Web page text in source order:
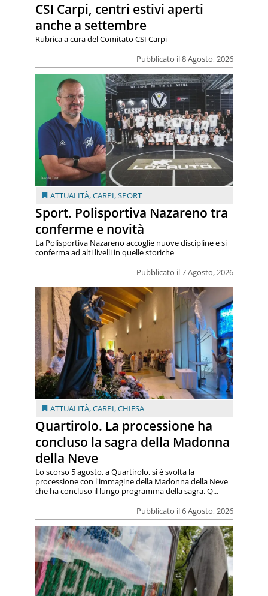
CSI Carpi, centri estivi aperti
anche a settembre
Pubblicato il 8 Agosto, 2026
Rubrica a cura del Comitato CSI Carpi
ATTUALITÀ,CARPI,SPORT
Sport. Polisportiva Nazareno tra
conferme e novità
Pubblicato il 7 Agosto, 2026
La Polisportiva Nazareno accoglie nuove discipline e si
conferma ad alti livelli in quelle storiche
ATTUALITÀ,CARPI,CHIESA
Quartirolo. La processione ha
concluso la sagra della Madonna
della Neve
Pubblicato il 6 Agosto, 2026
Lo scorso 5 agosto, a Quartirolo, si è svolta la
processione con l'immagine della Madonna della Neve
che ha concluso il lungo programma della sagra. Q...